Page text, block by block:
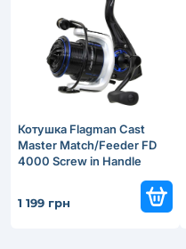
Котушка Flagman Cast
Master Match/Feeder FD
4000 Screw in Handle
1 199 грн